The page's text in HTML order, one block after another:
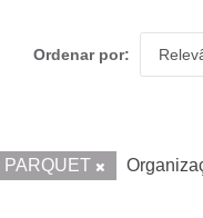
Ordenar por
PARQUET